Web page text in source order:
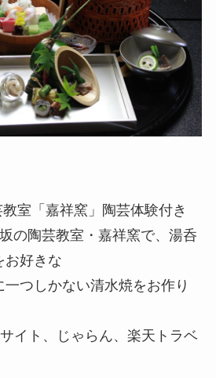
室「嘉祥窯」陶芸体験付き
の陶芸教室・嘉祥窯で、湯呑
お好きな
つしかない清水焼をお作り
イト、じゃらん、楽天トラベ